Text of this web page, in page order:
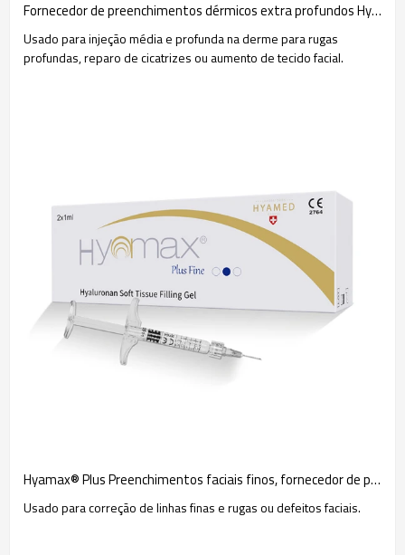
Fornecedor de preenchimentos dérmicos extra profundos Hyamax® Plus, certificado CE, suporte por atacado e personalizado
Usado para injeção média e profunda na derme para rugas
profundas, reparo de cicatrizes ou aumento de tecido facial.
Hyamax® Plus Preenchimentos faciais finos, fornecedor de preenchimento dérmico certificado pela CE, suporte por atacado e personalizado
Usado para correção de linhas finas e rugas ou defeitos faciais.